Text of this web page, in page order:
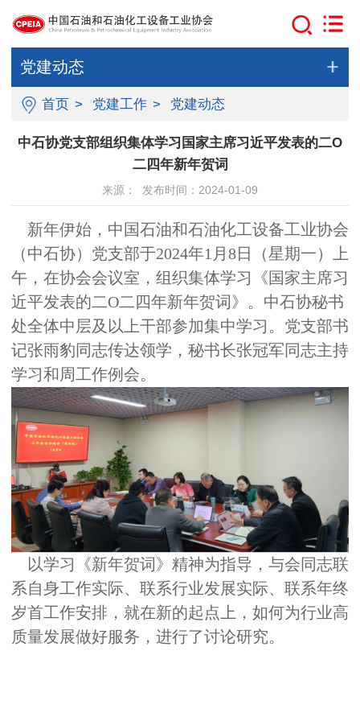
党建动态
首页 > 党建工作 > 党建动态
中石协党支部组织集体学习国家主席习近平发表的二O
二四年新年贺词
来源： 发布时间：2024-01-09
新年伊始，中国石油和石油化工设备工业协会
（中石协）党支部于2024年1月8日（星期一）上
午，在协会会议室，组织集体学习《国家主席习
近平发表的二O二四年新年贺词》。中石协秘书
处全体中层及以上干部参加集中学习。党支部书
记张雨豹同志传达领学，秘书长张冠军同志主持
学习和周工作例会。
以学习《新年贺词》精神为指导，与会同志联
系自身工作实际、联系行业发展实际、联系年终
岁首工作安排，就在新的起点上，如何为行业高
质量发展做好服务，进行了讨论研究。